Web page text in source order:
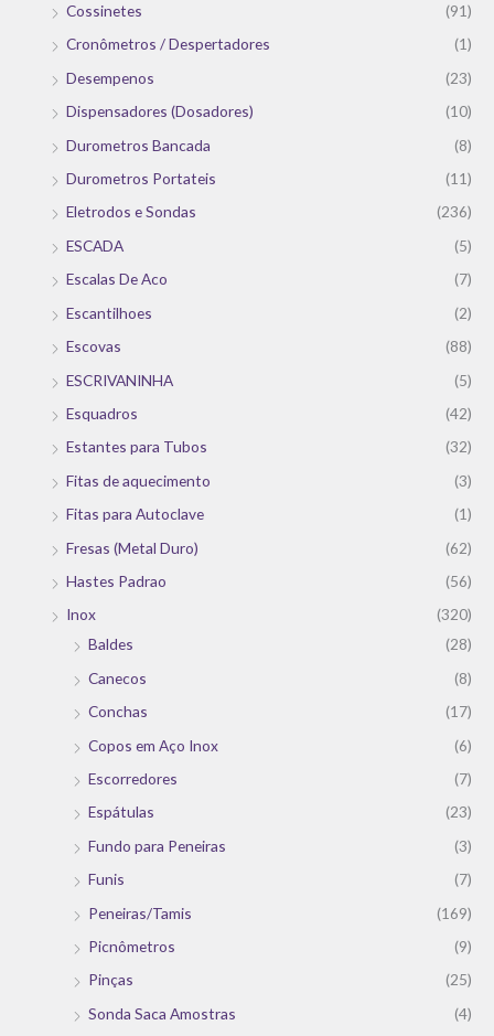
Cossinetes
(91)
Cronômetros / Despertadores
(1)
Desempenos
(23)
Dispensadores (Dosadores)
(10)
Durometros Bancada
(8)
Durometros Portateis
(11)
Eletrodos e Sondas
(236)
ESCADA
(5)
Escalas De Aco
(7)
Escantilhoes
(2)
Escovas
(88)
ESCRIVANINHA
(5)
Esquadros
(42)
Estantes para Tubos
(32)
Fitas de aquecimento
(3)
Fitas para Autoclave
(1)
Fresas (Metal Duro)
(62)
Hastes Padrao
(56)
Inox
(320)
Baldes
(28)
Canecos
(8)
Conchas
(17)
Copos em Aço Inox
(6)
Escorredores
(7)
Espátulas
(23)
Fundo para Peneiras
(3)
Funis
(7)
Peneiras/Tamis
(169)
Picnômetros
(9)
Pinças
(25)
Sonda Saca Amostras
(4)